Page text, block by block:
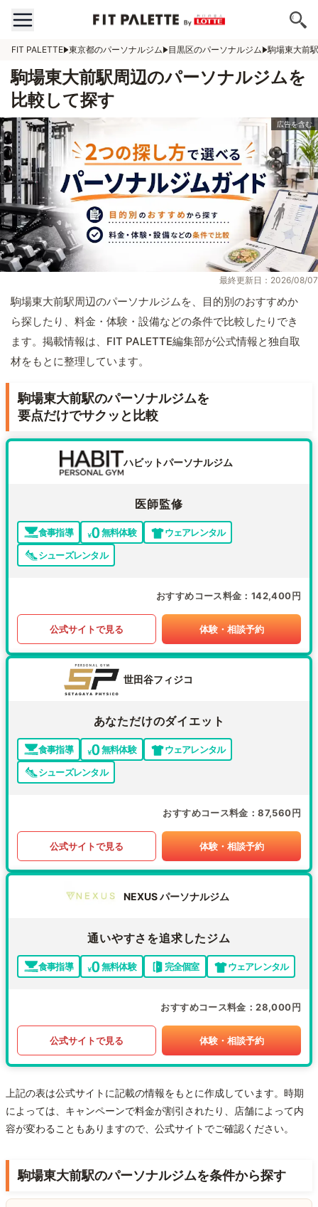
FIT PALETTE 東京都のパーソナルジム 目黒区のパーソナルジム 駒場東大前
駒場東大前駅周辺のパーソナルジムを
比較して探す
最終更新日：2026/08/07
駒場東大前駅周辺のパーソナルジムを、目的別のおすすめか
ら探したり、料金・体験・設備などの条件で比較したりでき
ます。掲載情報は、FIT PALETTE編集部が公式情報と独自取
材をもとに整理しています。
駒場東大前駅のパーソナルジムを
要点だけでサクッと比較
ハビットパーソナルジム
医師監修
食事指導 無料体験
ウェアレンタル
シューズレンタル
おすすめコース料金 142,400円
公式サイトで見る 体験・相談予約
世田谷フィジコ
あなただけのダイエット
食事指導 無料体験
ウェアレンタル
シューズレンタル
おすすめコース料金 87,560円
公式サイトで見る 体験・相談予約
NEXUS パーソナルジム
通いやすさを追求したジム
食事指導 無料体験 完全個室 ウェアレンタル
おすすめコース料金 28,000円
公式サイトで見る 体験・相談予約
上記の表は公式サイトに記載の情報をもとに作成しています。時期
によっては、キャンペーンで料金が割引されたり、店舗によって内
容が変わることもありますので、公式サイトでご確認ください。
駒場東大前駅のパーソナルジムを条件から探す